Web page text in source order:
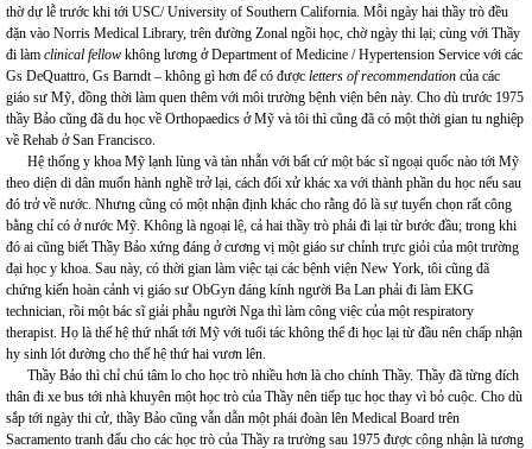
thờ dự lễ trước khi tới USC/ University of Southern California. Mỗi ngày hai thầy trò đều
đặn vào Norris Medical Library, trên đường Zonal ngồi học, chờ ngày thi lại; cùng với Thầy
đi làm clinical fellow không lương ở Department of Medicine / Hypertension Service với các
Gs DeQuattro, Gs Barndt – không gì hơn để có được letters of recommendation của các
giáo sư Mỹ, đồng thời làm quen thêm với môi trường bệnh viện bên này. Cho dù trước 1975
thầy Bảo cũng đã du học về Orthopaedics ở Mỹ và tôi thì cũng đã có một thời gian tu nghiệp
về Rehab ở San Francisco.
Hệ thống y khoa Mỹ lạnh lùng và tàn nhẫn với bất cứ một bác sĩ ngoại quốc nào tới Mỹ
theo diện di dân muốn hành nghề trở lại, cách đối xử khác xa với thành phần du học nếu sau
đó trở về nước. Nhưng cũng có một nhận định khác cho rằng đó là sự tuyển chọn rất công
bằng chỉ có ở nước Mỹ. Không là ngoại lệ, cả hai thầy trò phải đi lại từ bước đầu; trong khi
đó ai cũng biết Thầy Bảo xứng đáng ở cương vị một giáo sư chỉnh trực giỏi của một trường
đại học y khoa. Sau này, có thời gian làm việc tại các bệnh viện New York, tôi cũng đã
chứng kiến hoàn cảnh vị giáo sư ObGyn đáng kính người Ba Lan phải đi làm EKG
technician, rồi một bác sĩ giải phẫu người Nga thì làm công việc của một respiratory
therapist. Họ là thế hệ thứ nhất tới Mỹ với tuổi tác không thể đi học lại từ đầu nên chấp nhận
hy sinh lót đường cho thế hệ thứ hai vươn lên.
Thầy Bảo thì chỉ chú tâm lo cho học trò nhiều hơn là cho chính Thầy. Thầy đã từng đích
thân đi xe bus tới nhà khuyên một học trò của Thầy nên tiếp tục học thay vì bỏ cuộc. Cho dù
sắp tới ngày thi cử, thầy Bảo cũng vẫn dẫn một phái đoàn lên Medical Board trên
Sacramento tranh đấu cho các học trò của Thầy ra trường sau 1975 được công nhận là tương